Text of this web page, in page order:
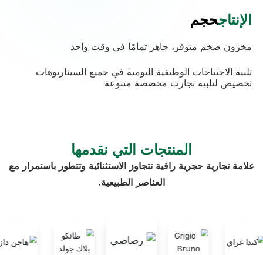
الإنتاجحجم
مخزون ضخم متوفر، جاهز تمامًا في وقت واحد
تلبية الاحتياجات الوظيفية اليومية في جميع السيناريوهات
تخصيص لتلبية تجارب مخصصة متنوعة
المنتجات التي نقدمها
علامة تجارية حجرية راقية تتجاوز الاستثنائية وتتطور باستمرار مع
العناصر الطبيعية.